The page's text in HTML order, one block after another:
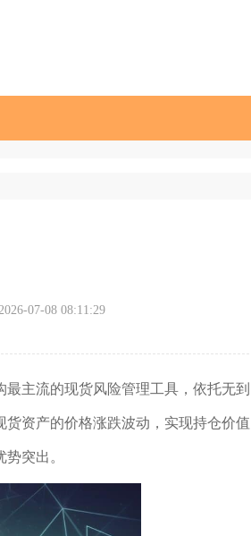
07-08 08:11:29
主流的现货风险管理工具，依托无到
资产的价格涨跌波动，实现持仓价值
突出。